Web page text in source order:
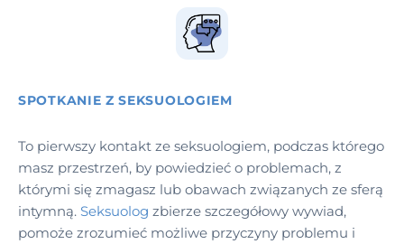
SPOTKANIE Z SEKSUOLOGIEM
To pierwszy kontakt ze seksuologiem, podczas którego
masz przestrzeń, by powiedzieć o problemach, z
którymi się zmagasz lub obawach związanych ze sferą
intymną. Seksuolog zbierze szczegółowy wywiad,
pomoże zrozumieć możliwe przyczyny problemu i